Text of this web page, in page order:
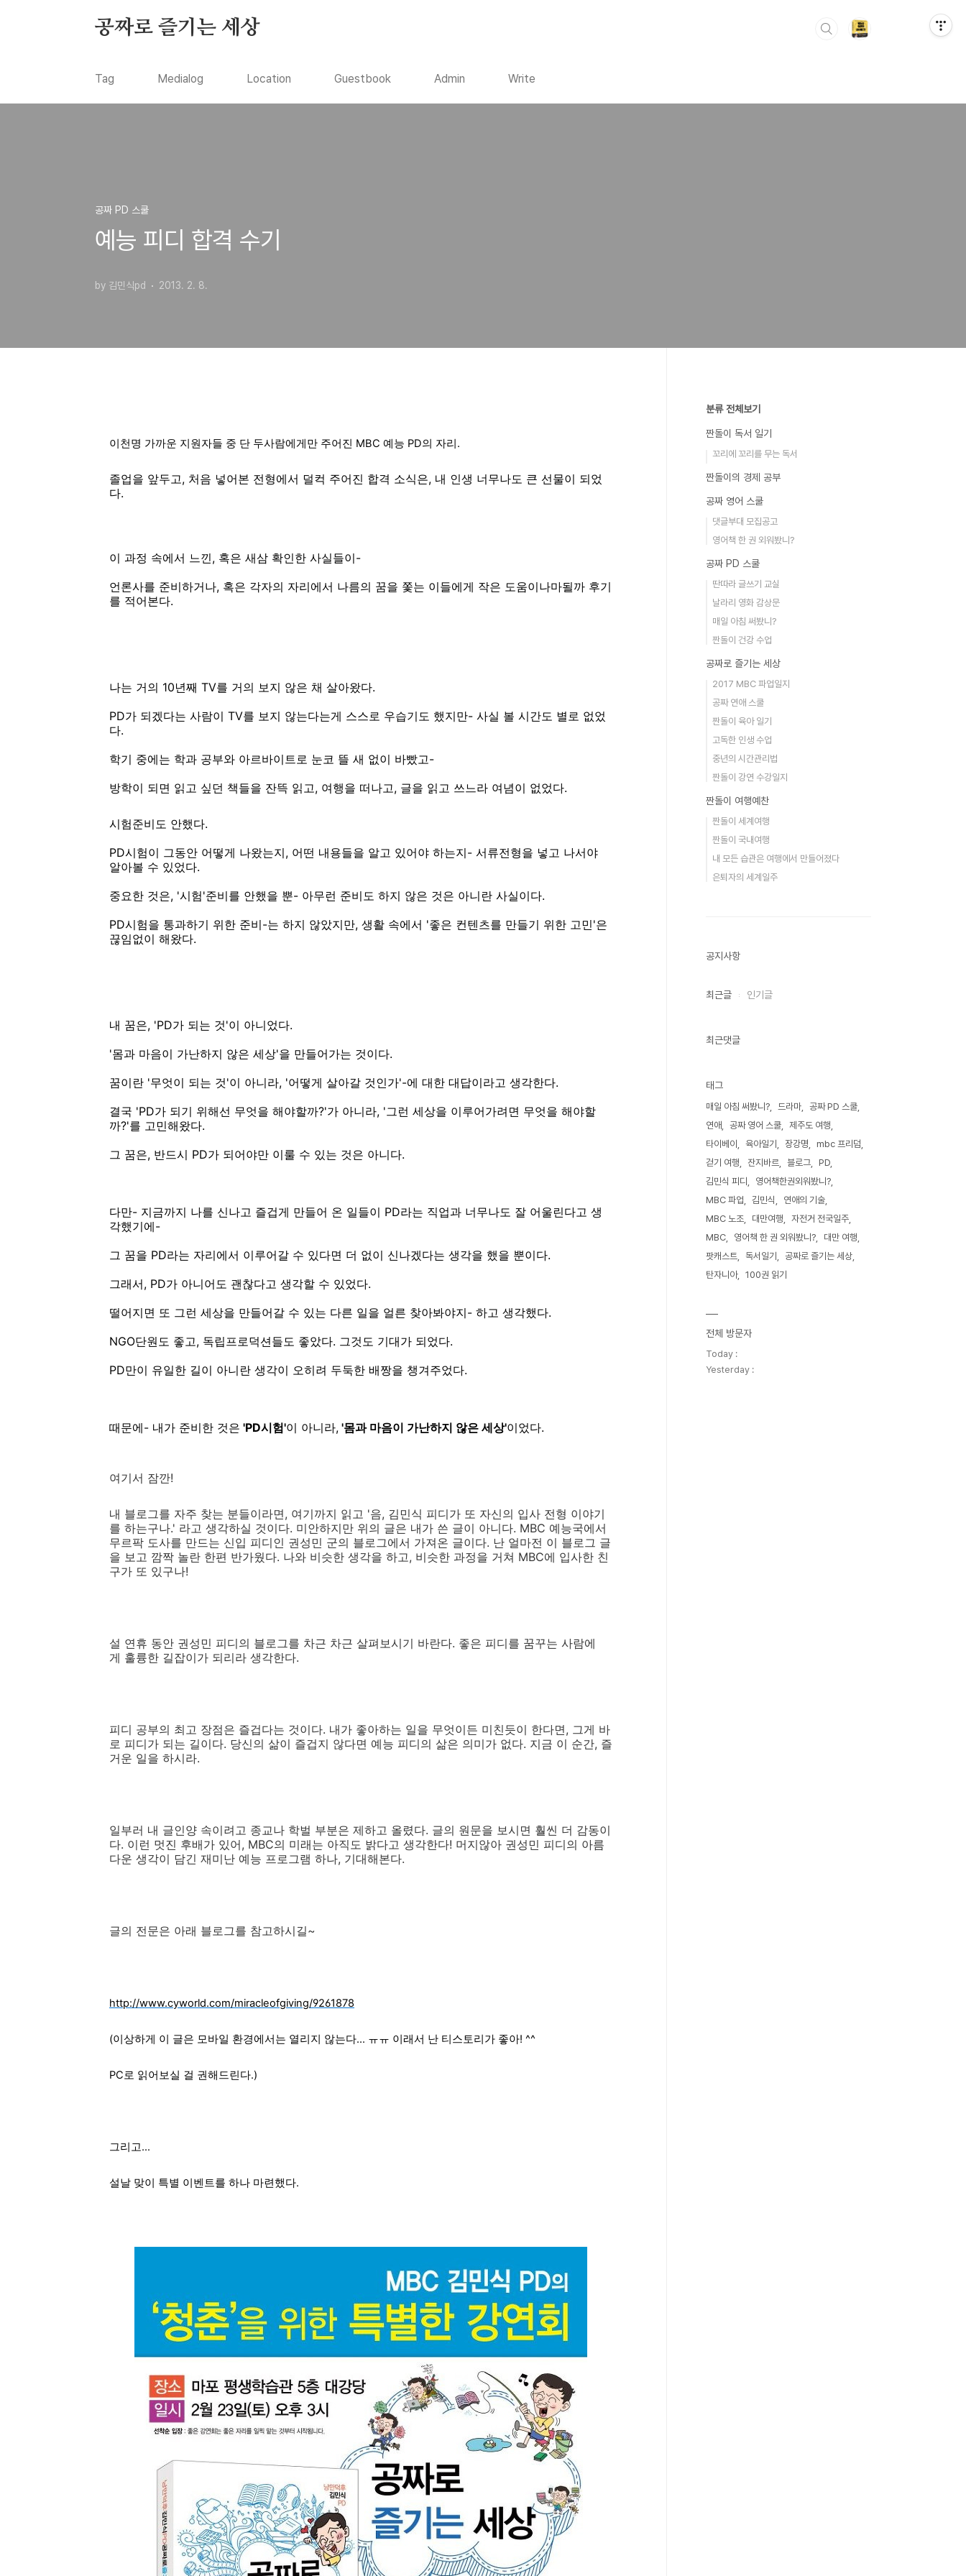
공짜로 즐기는 세상
Tag Medialog Location Guestbook Admin Write
공짜 PD 스쿨
예능 피디 합격 수기
by 김민식pd 2013. 2. 8.
이천명 가까운 지원자들 중 단 두사람에게만 주어진 MBC 예능 PD의 자리.
졸업을 앞두고, 처음 넣어본 전형에서 덜컥 주어진 합격 소식은, 내 인생 너무나도 큰 선물이 되었
다.
이 과정 속에서 느낀, 혹은 새삼 확인한 사실들이-
언론사를 준비하거나, 혹은 각자의 자리에서 나름의 꿈을 쫓는 이들에게 작은 도움이나마될까 후기
를 적어본다.
나는 거의 10년째 TV를 거의 보지 않은 채 살아왔다.
PD가 되겠다는 사람이 TV를 보지 않는다는게 스스로 우습기도 했지만- 사실 볼 시간도 별로 없었
다.
학기 중에는 학과 공부와 아르바이트로 눈코 뜰 새 없이 바빴고-
방학이 되면 읽고 싶던 책들을 잔뜩 읽고, 여행을 떠나고, 글을 읽고 쓰느라 여념이 없었다.
시험준비도 안했다.
PD시험이 그동안 어떻게 나왔는지, 어떤 내용들을 알고 있어야 하는지- 서류전형을 넣고 나서야
알아볼 수 있었다.
중요한 것은, '시험'준비를 안했을 뿐- 아무런 준비도 하지 않은 것은 아니란 사실이다.
PD시험을 통과하기 위한 준비-는 하지 않았지만, 생활 속에서 '좋은 컨텐츠를 만들기 위한 고민'은
끊임없이 해왔다.
내 꿈은, 'PD가 되는 것'이 아니었다.
'몸과 마음이 가난하지 않은 세상'을 만들어가는 것이다.
꿈이란 '무엇이 되는 것'이 아니라, '어떻게 살아갈 것인가'-에 대한 대답이라고 생각한다.
결국 'PD가 되기 위해선 무엇을 해야할까?'가 아니라, '그런 세상을 이루어가려면 무엇을 해야할
까?'를 고민해왔다.
그 꿈은, 반드시 PD가 되어야만 이룰 수 있는 것은 아니다.
다만- 지금까지 나를 신나고 즐겁게 만들어 온 일들이 PD라는 직업과 너무나도 잘 어울린다고 생
각했기에-
그 꿈을 PD라는 자리에서 이루어갈 수 있다면 더 없이 신나겠다는 생각을 했을 뿐이다.
그래서, PD가 아니어도 괜찮다고 생각할 수 있었다.
떨어지면 또 그런 세상을 만들어갈 수 있는 다른 일을 얼른 찾아봐야지- 하고 생각했다.
NGO단원도 좋고, 독립프로덕션들도 좋았다. 그것도 기대가 되었다.
PD만이 유일한 길이 아니란 생각이 오히려 두둑한 배짱을 챙겨주었다.
때문에- 내가 준비한 것은 'PD시험'이 아니라, '몸과 마음이 가난하지 않은 세상'이었다.
여기서 잠깐!
내 블로그를 자주 찾는 분들이라면, 여기까지 읽고 '음, 김민식 피디가 또 자신의 입사 전형 이야기
를 하는구나.' 라고 생각하실 것이다. 미안하지만 위의 글은 내가 쓴 글이 아니다. MBC 예능국에서
무르팍 도사를 만드는 신입 피디인 권성민 군의 블로그에서 가져온 글이다. 난 얼마전 이 블로그 글
을 보고 깜짝 놀란 한편 반가웠다. 나와 비슷한 생각을 하고, 비슷한 과정을 거쳐 MBC에 입사한 친
구가 또 있구나!
설 연휴 동안 권성민 피디의 블로그를 차근 차근 살펴보시기 바란다. 좋은 피디를 꿈꾸는 사람에
게 훌륭한 길잡이가 되리라 생각한다.
피디 공부의 최고 장점은 즐겁다는 것이다. 내가 좋아하는 일을 무엇이든 미친듯이 한다면, 그게 바
로 피디가 되는 길이다. 당신의 삶이 즐겁지 않다면 예능 피디의 삶은 의미가 없다. 지금 이 순간, 즐
거운 일을 하시라.
일부러 내 글인양 속이려고 종교나 학벌 부분은 제하고 올렸다. 글의 원문을 보시면 훨씬 더 감동이
다. 이런 멋진 후배가 있어, MBC의 미래는 아직도 밝다고 생각한다! 머지않아 권성민 피디의 아름
다운 생각이 담긴 재미난 예능 프로그램 하나, 기대해본다.
글의 전문은 아래 블로그를 참고하시길~
http://www.cyworld.com/miracleofgiving/9261878
(이상하게 이 글은 모바일 환경에서는 열리지 않는다... ㅠㅠ 이래서 난 티스토리가 좋아! ^^
PC로 읽어보실 걸 권해드린다.)
그리고...
설날 맞이 특별 이벤트를 하나 마련했다.
분류 전체보기
짠돌이 독서 일기
꼬리에 꼬리를 무는 독서
짠돌이의 경제 공부
공짜 영어 스쿨
댓글부대 모집공고
영어책 한 권 외워봤니?
공짜 PD 스쿨
딴따라 글쓰기 교실
날라리 영화 감상문
매일 아침 써봤니?
짠돌이 건강 수업
공짜로 즐기는 세상
2017 MBC 파업일지
공짜 연애 스쿨
짠돌이 육아 일기
고독한 인생 수업
중년의 시간관리법
짠돌이 강연 수강일지
짠돌이 여행예찬
짠돌이 세계여행
짠돌이 국내여행
내 모든 습관은 여행에서 만들어졌다
은퇴자의 세계일주
공지사항
최근글 인기글
최근댓글
태그
매일 아침 써봤니? 드라마
공짜 PD 스쿨
연애
공짜 영어 스쿨
제주도 여행
타이베이
육아일기 장강명
mbc 프리덤
걷기 여행
잔지바르 블로그
PD
김민식 피디
영어책한권외워봤니?
MBC 파업
김민식
연애의 기술
MBC 노조
대만여행
자전거 전국일주
MBC
영어책 한 권 외워봤니?
대만 여행
팟캐스트
독서일기
공짜로 즐기는 세상
탄자니아
100권 읽기
전체 방문자
Today :
Yesterday :